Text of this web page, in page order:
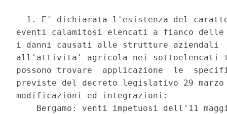
1. E' dichiarata l'esistenza del
eventi calamitosi elencati a fianco
i danni causati alle strutture aziendali
all'attivita' agricola nei
possono trovare  applicazione  le
previste del decreto legislativo 29
modificazioni ed integrazioni:
Bergamo: venti impetuosi dell'11